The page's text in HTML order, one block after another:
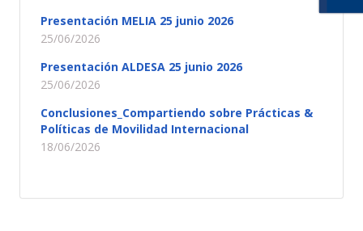
Presentación MELIA 25 junio 2026
25/06/2026
Presentación ALDESA 25 junio 2026
25/06/2026
Conclusiones_Compartiendo sobre Prácticas &
Políticas de Movilidad Internacional
18/06/2026